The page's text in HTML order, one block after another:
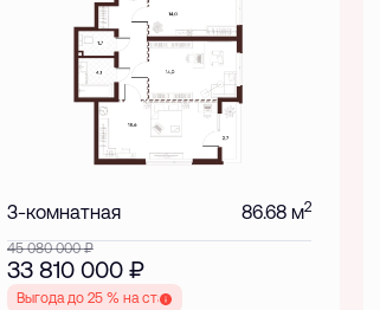
3-комнатная 86.68 м2
45 080 000₽
33 810 000 ₽
Выгода до 25 % на старте